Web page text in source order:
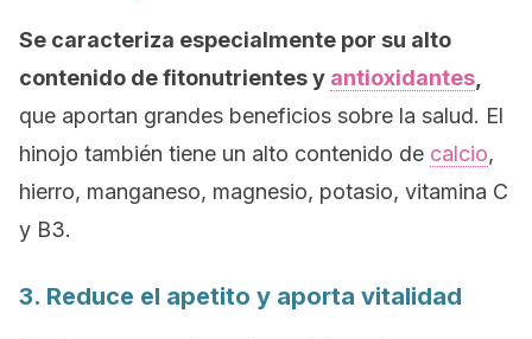
Se caracteriza especialmente por su alto
contenido de fitonutrientes y antioxidantes
que aportan grandes beneficios sobre la salud. El
hinojo también tiene un alto contenido de calcio,
hierro, manganeso, magnesio, potasio, vitamina C
y B3.
3. Reduce el apetito y aporta vitalidad